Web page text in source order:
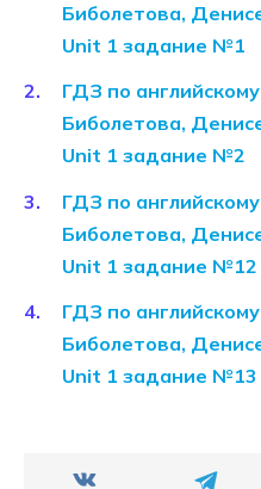
Биболетова,
Unit 1 задание №1
ГДЗ по
Биболетова,
Unit 1 задание №2
ГДЗ по
Биболетова,
Unit 1 задание №12
ГДЗ по
Биболетова,
Unit 1 задание №13